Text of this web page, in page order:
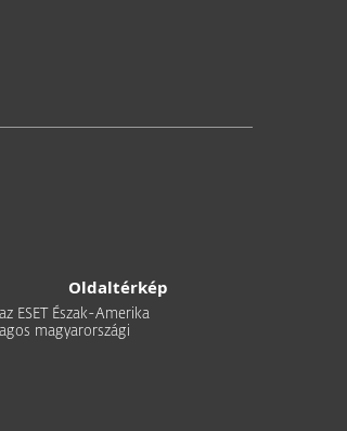
Oldaltérkép
ESET Észak-Amerika
magyarországi